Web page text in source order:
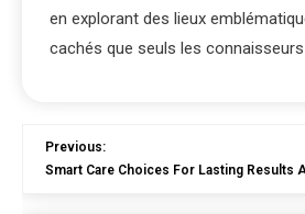
en explorant des lieux
cachés que seuls les
Previous:
Smart Care Choices For Lasting Results